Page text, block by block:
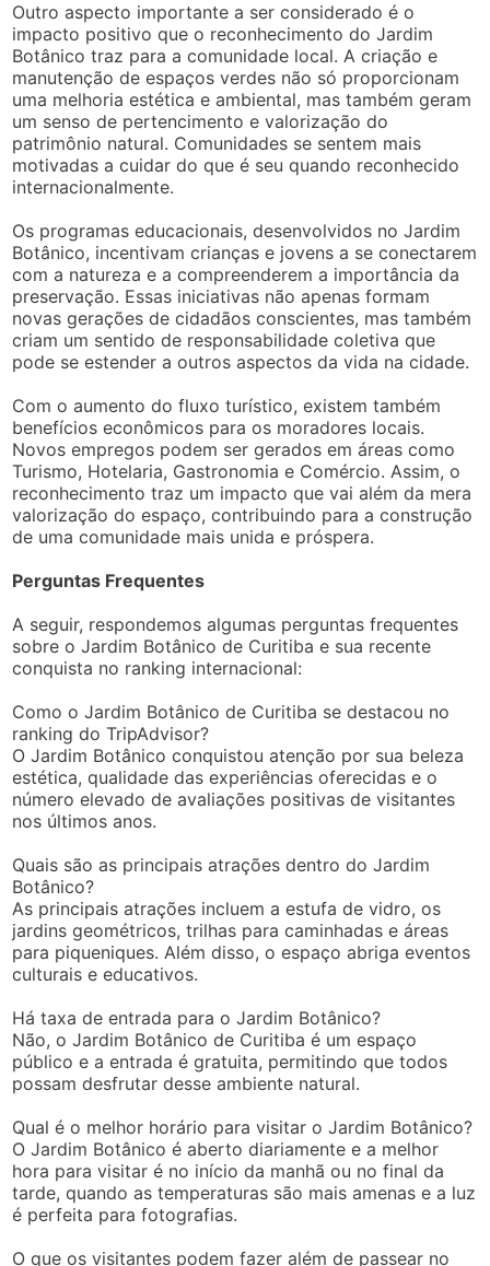
Outro aspecto importante a ser considerado é o
impacto positivo que o reconhecimento do Jardim
Botânico traz para a comunidade local. A criação e
manutenção de espaços verdes não só proporcionam
uma melhoria estética e ambiental, mas também geram
um senso de pertencimento e valorização do
patrimônio natural. Comunidades se sentem mais
motivadas a cuidar do que é seu quando reconhecido
internacionalmente.
Os programas educacionais, desenvolvidos no Jardim
Botânico, incentivam crianças e jovens a se conectarem
com a natureza e a compreenderem a importância da
preservação. Essas iniciativas não apenas formam
novas gerações de cidadãos conscientes, mas também
criam um sentido de responsabilidade coletiva que
pode se estender a outros aspectos da vida na cidade.
Com o aumento do fluxo turístico, existem também
benefícios econômicos para os moradores locais.
Novos empregos podem ser gerados em áreas como
Turismo, Hotelaria, Gastronomia e Comércio. Assim, o
reconhecimento traz um impacto que vai além da mera
valorização do espaço, contribuindo para a construção
de uma comunidade mais unida e próspera.
Perguntas Frequentes
A seguir, respondemos algumas perguntas frequentes
sobre o Jardim Botânico de Curitiba e sua recente
conquista no ranking internacional:
Como o Jardim Botânico de Curitiba se destacou no
ranking do TripAdvisor?
O Jardim Botânico conquistou atenção por sua beleza
estética, qualidade das experiências oferecidas e o
número elevado de avaliações positivas de visitantes
nos últimos anos.
Quais são as principais atrações dentro do Jardim
Botânico?
As principais atrações incluem a estufa de vidro, os
jardins geométricos, trilhas para caminhadas e áreas
para piqueniques. Além disso, o espaço abriga eventos
culturais e educativos.
Há taxa de entrada para o Jardim Botânico?
Não, o Jardim Botânico de Curitiba é um espaço
público e a entrada é gratuita, permitindo que todos
possam desfrutar desse ambiente natural.
Qual é o melhor horário para visitar o Jardim Botânico?
O Jardim Botânico é aberto diariamente e a melhor
hora para visitar é no início da manhã ou no final da
tarde, quando as temperaturas são mais amenas e a luz
é perfeita para fotografias.
O que os visitantes podem fazer além de passear no